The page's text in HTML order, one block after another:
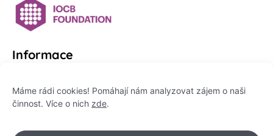
Máme rádi cookies! Pomáhají nám analyzovat zájem o naši
činnost. Více o nich zde.
Informace
Platformu Zeptej se vědce provozuje:
IČO: 178 47 389